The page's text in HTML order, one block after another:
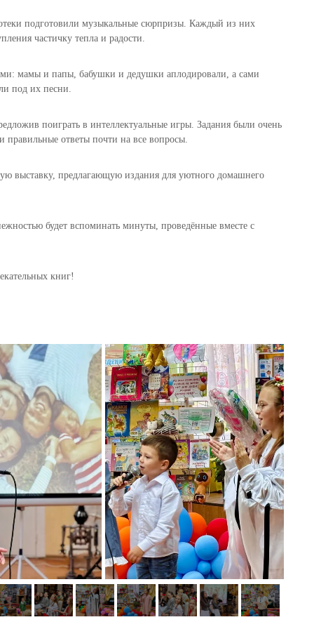
подготовили музыкальные сюрпризы. Каждый из них
частичку тепла и радости.
мамы и папы, бабушки и дедушки аплодировали, а сами
под их песни.
поиграть в интеллектуальные игры. Задания были очень
правильные ответы почти на все вопросы.
выставку, предлагающую издания для уютного домашнего
будет вспоминать минуты, проведённые вместе с
книг!